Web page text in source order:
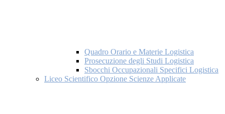
Quadro Orario e Materie Logistica
Prosecuzione degli Studi Logistica
Sbocchi Occupazionali Specifici Logistica
Liceo Scientifico Opzione Scienze Applicate